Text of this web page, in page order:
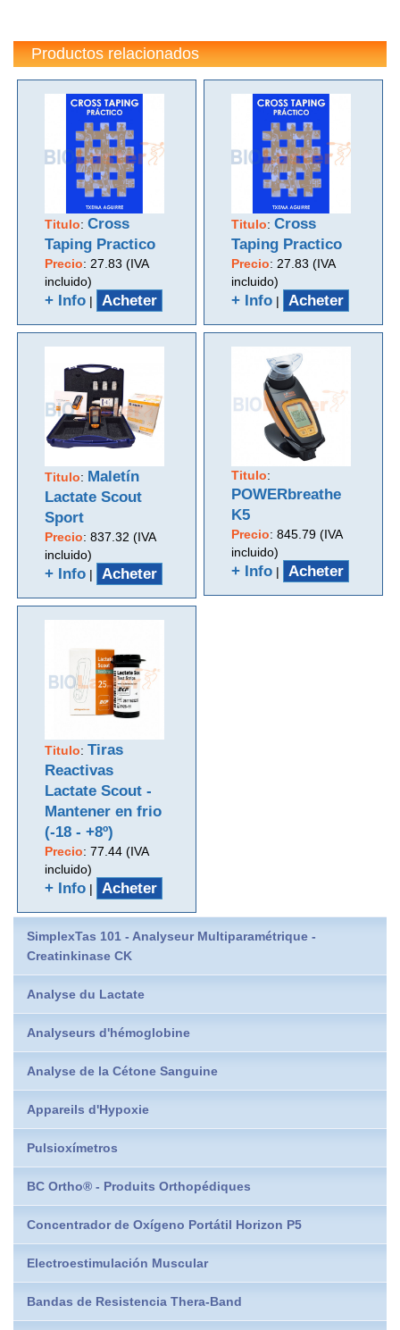
Productos relacionados
Titulo:Cross
Taping Practico
Precio: 27.83 (IVA
incluido)
+ Info | Acheter
Titulo:Cross
Taping Practico
Precio: 27.83 (IVA
incluido)
+ Info | Acheter
Titulo: Maletín
Lactate Scout
Sport
Precio:837.32 (IVA
incluido)
+ Info | Acheter
Titulo:
POWERbreathe
K5
Precio:845.79 (IVA
incluido)
+ Info | Acheter
Titulo:Tiras
Reactivas
Lactate Scout -
Mantener en frio
(-18 - +8º)
Precio:77.44 (IVA
incluido)
+ Info | Acheter
SimplexTas 101 - Analyseur Multiparamétrique -
Creatinkinase CK
Analyse du Lactate
Analyseurs d'hémoglobine
Analyse de la Cétone Sanguine
Appareils d'Hypoxie
Pulsioxímetros
BC Ortho® - Produits Orthopédiques
Concentrador de Oxígeno Portátil Horizon P5
Electroestimulación Muscular
Bandas de Resistencia Thera-Band